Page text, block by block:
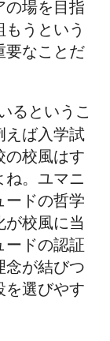
の場を目指
うという
要なことだ
るというこ
えば入学試
の校風はす
ね。ユマニ
ードの哲学
が校風に当
ードの認証
念が結びつ
を選びやす